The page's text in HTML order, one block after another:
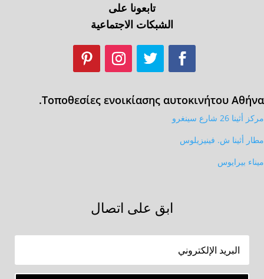
تابعونا على
الشبكات الاجتماعية
Τοποθεσίες ενοικίασης αυτοκινήτου Αθήνα.
مركز أثينا 26 شارع سينغرو
مطار أثينا ش. فينيزيلوس
ميناء بيرايوس
ابق على اتصال